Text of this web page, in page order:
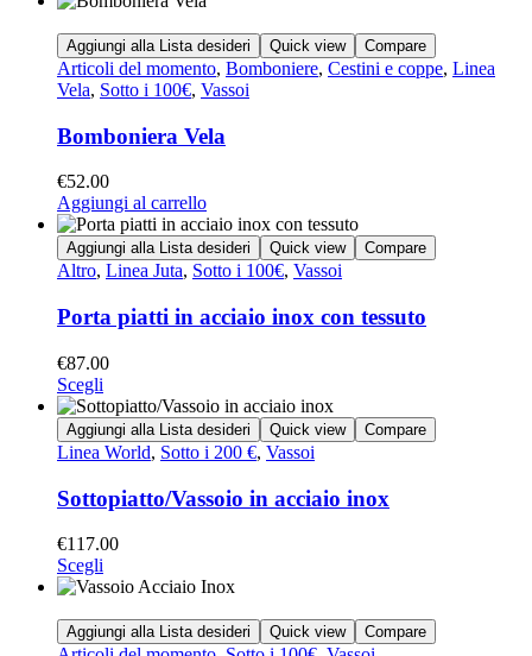
Aggiungi alla Lista desideri Quick view Compare
Articoli del momento, Bomboniere, Cestini e coppe, Linea
Vela, Sotto i 100€, Vassoi
Bomboniera Vela
€52.00
Aggiungi al carrello
Aggiungi alla Lista desideri Quick view Compare
Altro, Linea Juta, Sotto i 100€, Vassoi
Porta piatti in acciaio inox con tessuto
€87.00
Scegli
Aggiungi alla Lista desideri Quick view Compare
Linea World, Sotto i 200 €, Vassoi
Sottopiatto/Vassoio in acciaio inox
€117.00
Scegli
Aggiungi alla Lista desideri Quick view Compare